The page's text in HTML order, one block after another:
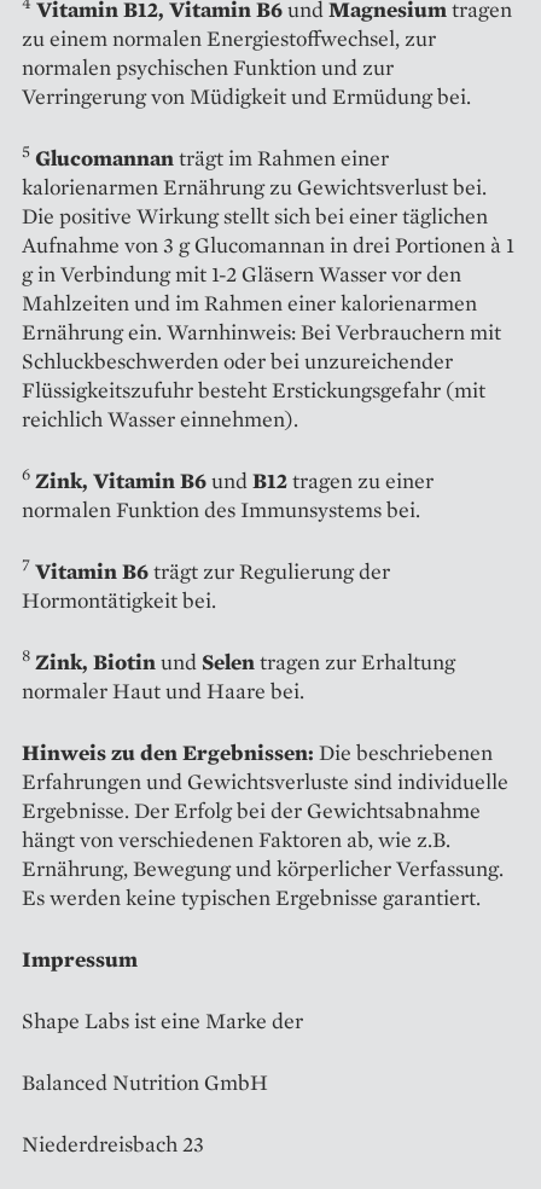
Vitamin B12, Vitamin B6undMagnesiumtragen
zu einem normalen Energiestoffwechsel, zur
normalen psychischen Funktion und zur
Verringerung von Müdigkeit und Ermüdung bei.
5 Glucomannanträgt im Rahmen einer
kalorienarmen Ernährung zu Gewichtsverlust bei.
Die positive Wirkung stellt sich bei einer täglichen
Aufnahme von 3 g Glucomannan in drei Portionen à 1
g in Verbindung mit 1-2 Gläsern Wasser vor den
Mahlzeiten und im Rahmen einer kalorienarmen
Ernährung ein. Warnhinweis: Bei Verbrauchern mit
Schluckbeschwerden oder bei unzureichender
Flüssigkeitszufuhr besteht Erstickungsgefahr (mit
reichlich Wasser einnehmen).
6 Zink, Vitamin B6undB12tragen zu einer
normalen Funktion des Immunsystems bei.
7 Vitamin B6trägt zur Regulierung der
Hormontätigkeit bei.
8 Zink, Biotinund Selentragen zur Erhaltung
normaler Haut und Haare bei.
Hinweis zu den Ergebnissen: Die beschriebenen
Erfahrungen und Gewichtsverluste sind individuelle
Ergebnisse. Der Erfolg bei der Gewichtsabnahme
hängt von verschiedenen Faktoren ab, wie z.B.
Ernährung, Bewegung und körperlicher Verfassung.
Es werden keine typischen Ergebnisse garantiert.
Impressum
Shape Labs ist eine Marke der
Balanced Nutrition GmbH
Niederdreisbach 23